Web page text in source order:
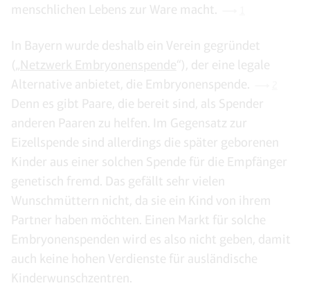
menschlichen Lebens zur Ware macht.
In Bayern wurde deshalb ein Verein gegründet
(„Netzwerk Embryonenspende“), der eine legale
Alternative anbietet, die Embryonenspende.
Denn es gibt Paare, die bereit sind, als Spender
anderen Paaren zu helfen. Im Gegensatz zur
Eizellspende sind allerdings die später geborenen
Kinder aus einer solchen Spende für die Empfänger
genetisch fremd. Das gefällt sehr vielen
Wunschmüttern nicht, da sie ein Kind von ihrem
Partner haben möchten. Einen Markt für solche
Embryonenspenden wird es also nicht geben, damit
auch keine hohen Verdienste für ausländische
Kinderwunschzentren.